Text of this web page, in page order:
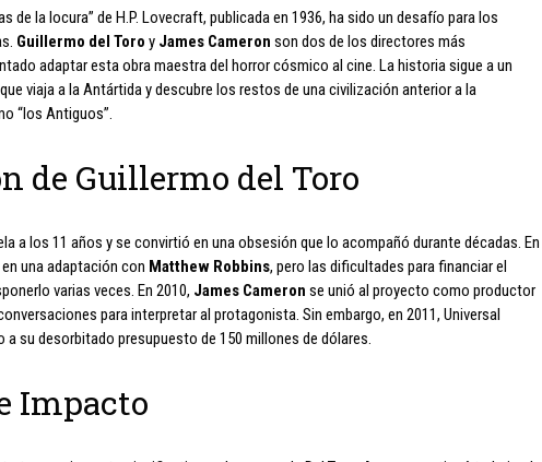
de la locura” de H.P. Lovecraft, publicada en 1936, ha sido un desafío para los
Guillermo del Toro y James Cameron son dos de los directores más
adaptar esta obra maestra del horror cósmico al cine. La historia sigue a un
viaja a la Antártida y descubre los restos de una civilización anterior a la
“los Antiguos”.
de Guillermo del Toro
a los 11 años y se convirtió en una obsesión que lo acompañó durante décadas. En
una adaptación con Matthew Robbins, pero las dificultades para financiar el
varias veces. En 2010, James Cameron se unió al proyecto como productor
para interpretar al protagonista. Sin embargo, en 2011, Universal
su desorbitado presupuesto de 150 millones de dólares.
Impacto